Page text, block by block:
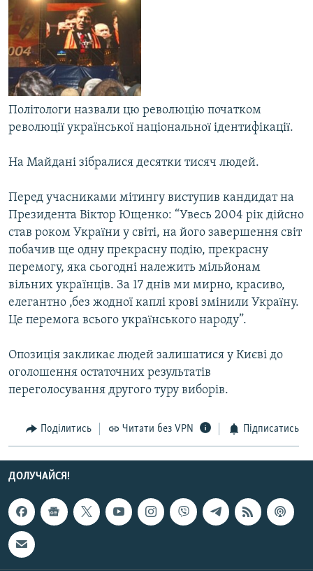
СПЕЦПРОЄКТИ
ПОДКАСТИ
КРИМ РЕАЛІЇ
РУС
УКР
Усі сайти RFE/RL
Політологи назвали цю революцію початком
революціï української національноï ідентифікаціï.
На Майдані зібралися десятки тисяч людей.
Перед учасниками мітингу виступив кандидат на
Президента Віктор Ющенко: “Увесь 2004 рік дійсно
став роком Украïни у світі, на його завершення світ
побачив ще одну прекрасну подію, прекрасну
перемогу, яка сьогодні належить мільйонам
вільних українців. За 17 днів ми мирно, красиво,
елегантно ,без жодної каплі крові змінили Украïну.
Це перемога всього украïнського народу”.
Опозиція закликає людей залишатися у Києві до
оголошення остаточних результатів
переголосування другого туру виборів.
Поділитись Читати без VPN Підписатись
ДОЛУЧАЙСЯ!